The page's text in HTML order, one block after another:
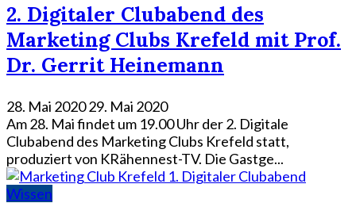
2. Digitaler Clubabend des
Marketing Clubs Krefeld mit Prof.
Dr. Gerrit Heinemann
28. Mai 202029. Mai 2020
Am 28. Mai findet um 19.00 Uhr der 2. Digitale
Clubabend des Marketing Clubs Krefeld statt,
produziert von KRähennest-TV. Die Gastge...
Wissen